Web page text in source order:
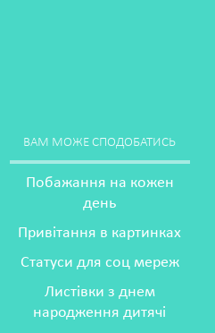
ВАМ МОЖЕ СПОДОБАТИСЬ
Побажання на кожен
день
Привітання в картинках
Статуси для соц мереж
Листівки з днем
народження дитячі